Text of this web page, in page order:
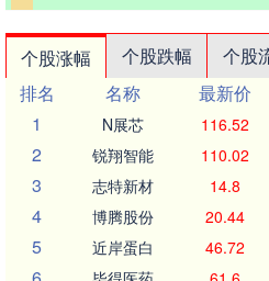
个股涨幅 个股跌幅 个股
排名
名称 最新价
1
N展芯 116.52
2 锐翔智能 110.02
3 志特新材 14.8
4 博腾股份 20.44
5 近岸蛋白 46.72